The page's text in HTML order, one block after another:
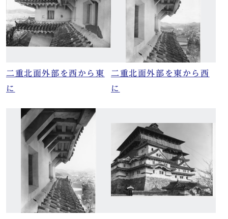
二重北面外部を西から東
に
二重北面外部を東から西
に